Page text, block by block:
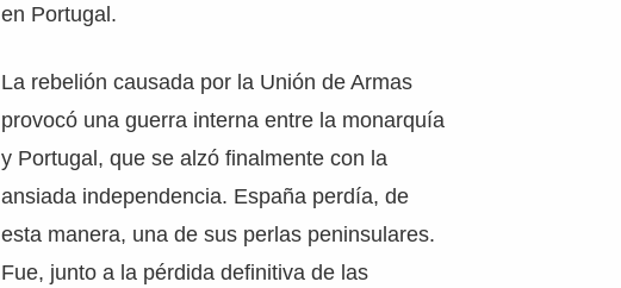
en Portugal.
La rebelión causada por la Unión de Armas
provocó una guerra interna entre la monarquía
y Portugal, que se alzó finalmente con la
ansiada independencia. España perdía, de
esta manera, una de sus perlas peninsulares.
Fue, junto a la pérdida definitiva de las